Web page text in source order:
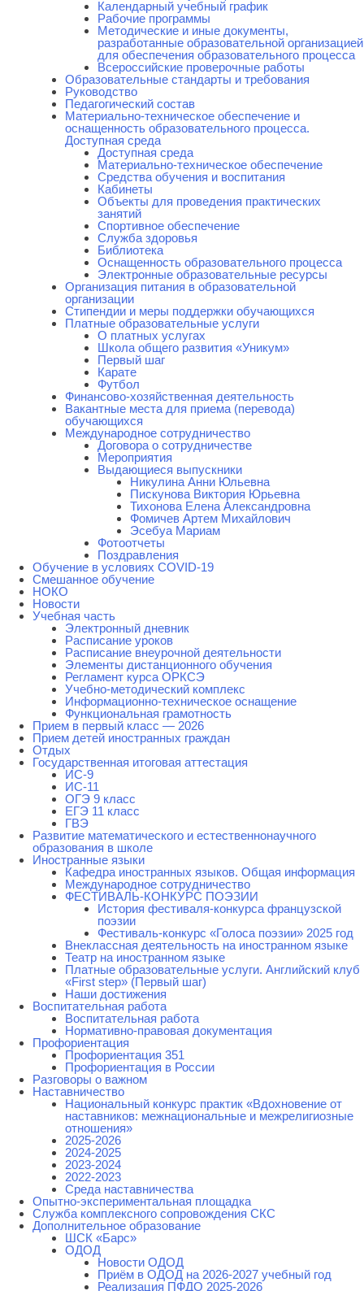
Календарный учебный график
Рабочие программы
Методические и иные документы,
разработанные образовательной организацией
для обеспечения образовательного процесса
Всероссийские проверочные работы
Образовательные стандарты и требования
Руководство
Педагогический состав
Материально-техническое обеспечение и
оснащенность образовательного процесса.
Доступная среда
Доступная среда
Материально-техническое обеспечение
Средства обучения и воспитания
Кабинеты
Объекты для проведения практических
занятий
Спортивное обеспечение
Служба здоровья
Библиотека
Оснащенность образовательного процесса
Электронные образовательные ресурсы
Организация питания в образовательной
организации
Стипендии и меры поддержки обучающихся
Платные образовательные услуги
О платных услугах
Школа общего развития «Уникум»
Первый шаг
Карате
Футбол
Финансово-хозяйственная деятельность
Вакантные места для приема (перевода)
обучающихся
Международное сотрудничество
Договора о сотрудничестве
Мероприятия
Выдающиеся выпускники
Никулина Анни Юльевна
Пискунова Виктория Юрьевна
Тихонова Елена Александровна
Фомичев Артем Михайлович
Эсебуа Мариам
Фотоотчеты
Поздравления
Обучение в условиях COVID-19
Смешанное обучение
НОКО
Новости
Учебная часть
Электронный дневник
Расписание уроков
Расписание внеурочной деятельности
Элементы дистанционного обучения
Регламент курса ОРКСЭ
Учебно-методический комплекс
Информационно-техническое оснащение
Функциональная грамотность
Прием в первый класс — 2026
Прием детей иностранных граждан
Отдых
Государственная итоговая аттестация
ИС-9
ИС-11
ОГЭ 9 класс
ЕГЭ 11 класс
ГВЭ
Развитие математического и естественнонаучного
образования в школе
Иностранные языки
Кафедра иностранных языков. Общая информация
Международное сотрудничество
ФЕСТИВАЛЬ-КОНКУРС ПОЭЗИИ
История фестиваля-конкурса французской
поэзии
Фестиваль-конкурс «Голоса поэзии» 2025 год
Внеклассная деятельность на иностранном языке
Театр на иностранном языке
Платные образовательные услуги. Английский клуб
«First step» (Первый шаг)
Наши достижения
Воспитательная работа
Воспитательная работа
Нормативно-правовая документация
Профориентация
Профориентация 351
Профориентация в России
Разговоры о важном
Наставничество
Национальный конкурс практик «Вдохновение от
наставников: межнациональные и межрелигиозные
отношения»
2025-2026
2024-2025
2023-2024
2022-2023
Среда наставничества
Опытно-экспериментальная площадка
Cлужба комплексного сопровождения СКС
Дополнительное образование
ШСК «Барс»
ОДОД
Новости ОДОД
Приём в ОДОД на 2026-2027 учебный год
Реализация ПФДО 2025-2026